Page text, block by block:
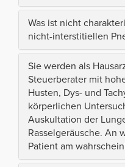
Was ist nicht
nicht-interstitiellen
Sie werden als
Steuerberater mit
Husten, Dys- und
körperlichen
Auskultation der
Rasselgeräusche. An
Patient am